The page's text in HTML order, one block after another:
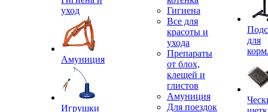
уход
Амуниция
Игрушки
Гигиена
Все для
красоты и
ухода
Препараты
от блох,
клещей и
глистов
Амуниция
Для поездок
для